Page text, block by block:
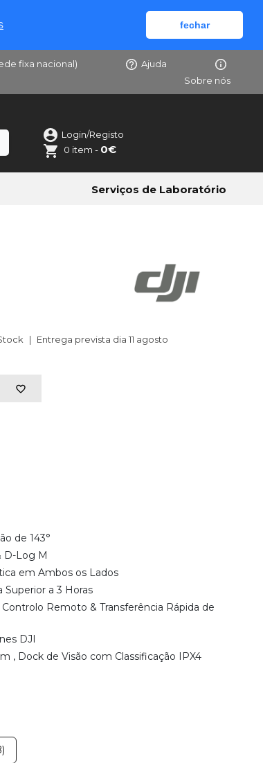
fechar
fixa nacional)
Ajuda
Sobre nós
Login/Registo
0 item - 0€
Serviços de Laboratório
Entrega prevista dia 11 agosto
de 143°
D-Log M
em Ambos os Lados
a 3 Horas
Remoto & Transferência Rápida de
DJI
, Dock de Visão com Classificação IPX4